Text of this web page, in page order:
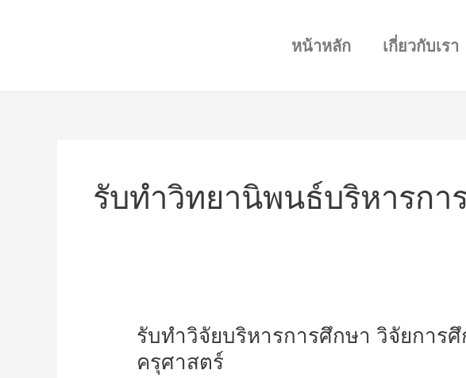
หน้าหลัก เกี่ยวกับเรา
รับทำวิทยานิพนธ์บริหารกา
รับทำวิจัยบริหารการศึกษา วิจัยการ
ครุศาสตร์
รับ
วิจัย